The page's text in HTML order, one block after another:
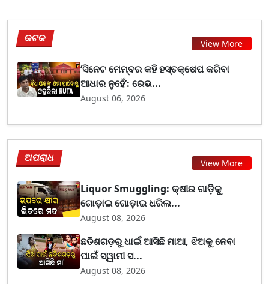
କଟକ View More
‘ସିନେଟ ମେମ୍ବର କହି ହସ୍ତକ୍ଷେପ କରିବା
ଆଧାର ନୁହେଁ’: ରେଭ...
August 06, 2026
ଅପରାଧ View More
Liquor Smuggling: କ୍ଷୀର ଗାଡ଼ିକୁ
ଗୋଡ଼ାଇ ଗୋଡ଼ାଇ ଧରିଲ...
August 08, 2026
ଛତିଶଗଡ଼ରୁ ଧାଇଁ ଆସିଛି ମାଆ, ଝିଅକୁ ନେବା
ପାଇଁ ସ୍ୱାମୀ ସ...
August 08, 2026